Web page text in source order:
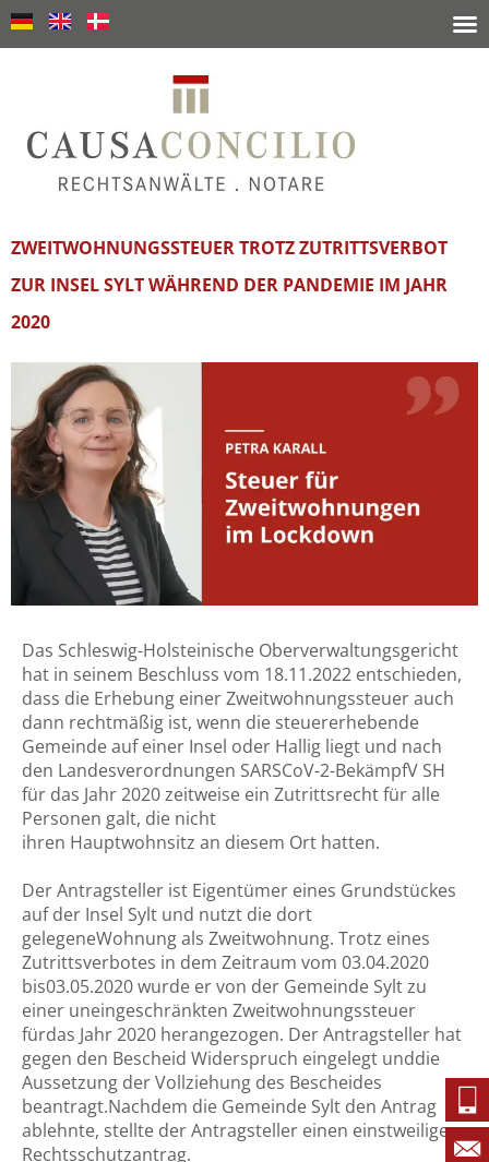
ZWEITWOHNUNGSSTEUER TROTZ ZUTRITTSVERBOT
ZUR INSEL SYLT WÄHREND DER PANDEMIE IM JAHR
2020
Das Schleswig-Holsteinische Oberverwaltungsgericht
hat in seinem Beschluss vom 18.11.2022 entschieden,
dass die Erhebung einer Zweitwohnungssteuer auch
dann rechtmäßig ist, wenn die steuererhebende
Gemeinde auf einer Insel oder Hallig liegt und nach
den Landesverordnungen SARSCoV-2-BekämpfV SH
für das Jahr 2020 zeitweise ein Zutrittsrecht für alle
Personen galt, die nicht
ihren Hauptwohnsitz an diesem Ort hatten.
Der Antragsteller ist Eigentümer eines Grundstückes
auf der Insel Sylt und nutzt die dort
gelegeneWohnung als Zweitwohnung. Trotz eines
Zutrittsverbotes in dem Zeitraum vom 03.04.2020
bis03.05.2020 wurde er von der Gemeinde Sylt zu
einer uneingeschränkten Zweitwohnungssteuer
fürdas Jahr 2020 herangezogen. Der Antragsteller hat
gegen den Bescheid Widerspruch eingelegt unddie
Aussetzung der Vollziehung des Bescheides
beantragt.Nachdem die Gemeinde Sylt den Antrag
ablehnte, stellte der Antragsteller einen einstweiligen
Rechtsschutzantrag.